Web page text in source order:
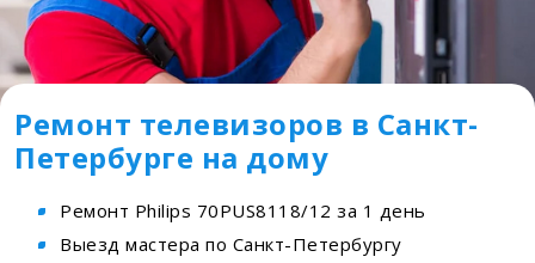
Ремонт телевизоров в Санкт-
Петербурге на дому
Ремонт Philips 70PUS8118/12 за 1 день
Выезд мастера по Санкт-Петербургу